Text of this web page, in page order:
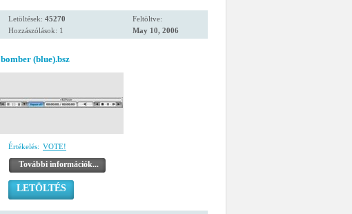
Letöltések: 45270
Hozzászólások: 1
Feltöltve:
May 10, 2006
bomber (blue).bsz
Értékelés: VOTE!
További információk...
LETÖLTÉS